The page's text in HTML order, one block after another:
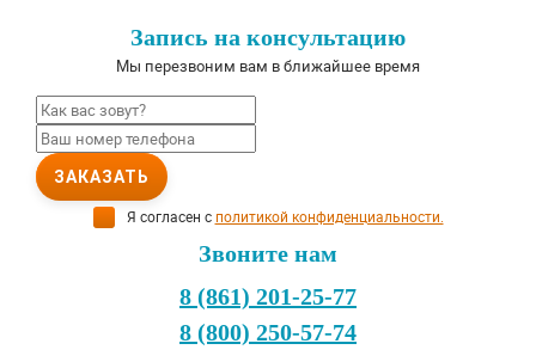
Запись на консультацию
Мы перезвоним вам в ближайшее время
ЗАКАЗАТЬ
Я согласен с политикой конфиденциальности.
Звоните нам
8 (861) 201-25-77
8 (800) 250-57-74